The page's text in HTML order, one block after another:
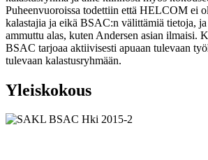
Puheenvuoroissa todettiin että HELCOM ei
kalastajia ja eikä BSAC:n välittämiä tietoja,
ammuttu alas, kuten Andersen asian ilmaisi.
BSAC tarjoaa aktiivisesti apuaan tulevaan
tulevaan kalastusryhmään.
Yleiskokous